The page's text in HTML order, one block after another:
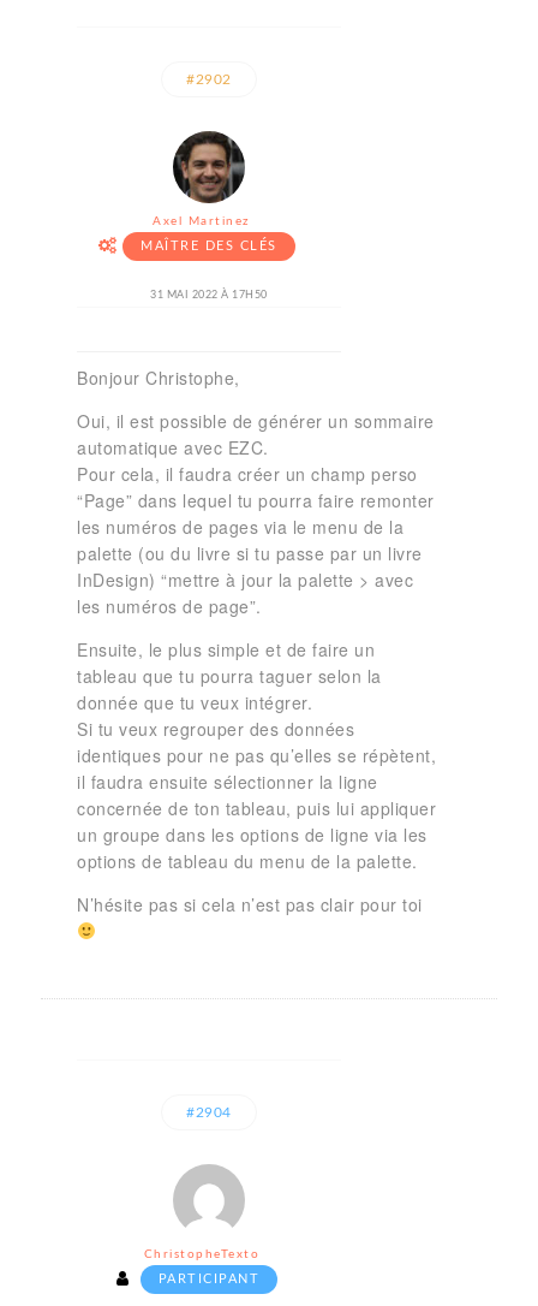
#2902
Axel Martinez
MAÎTRE DES CLÉS
31 MAI 2022 À 17H50
Bonjour Christophe,
Oui, il est possible de générer un sommaire
automatique avec EZC.
Pour cela, il faudra créer un champ perso
“Page” dans lequel tu pourra faire remonter
les numéros de pages via le menu de la
palette (ou du livre si tu passe par un livre
InDesign) “mettre à jour la palette > avec
les numéros de page”.
Ensuite, le plus simple et de faire un
tableau que tu pourra taguer selon la
donnée que tu veux intégrer.
Si tu veux regrouper des données
identiques pour ne pas qu’elles se répètent,
il faudra ensuite sélectionner la ligne
concernée de ton tableau, puis lui appliquer
un groupe dans les options de ligne via les
options de tableau du menu de la palette.
N’hésite pas si cela n’est pas clair pour toi
#2904
ChristopheTexto
PARTICIPANT